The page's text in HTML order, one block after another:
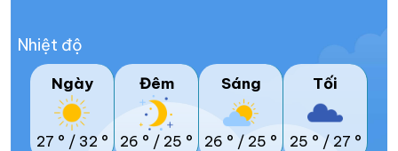
Nhiệt độ
Ngày
27 ° / 32 °
Đêm
26 ° / 25 °
Sáng
26 ° / 25 °
Tối
25 ° / 27 °